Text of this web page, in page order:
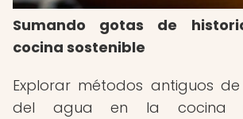
Sumando gotas de
cocina sostenible
Explorar métodos antiguos
del agua en la cocina